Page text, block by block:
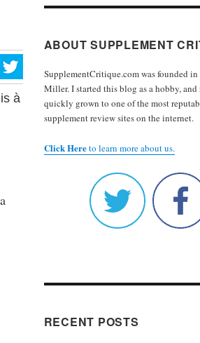
à
ABOUT SUPPLEMENT
SupplementCritique.com was founded
Miller. I started this blog as a hobby, and
quickly grown to one of the most
supplement review sites on the internet.
Click Hereto learn more about us.
RECENT POSTS